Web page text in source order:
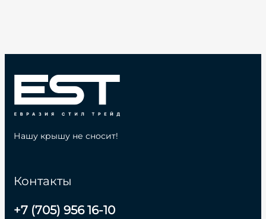
Контакты
+7 (705) 956 16-10
Нашу крышу не сносит!